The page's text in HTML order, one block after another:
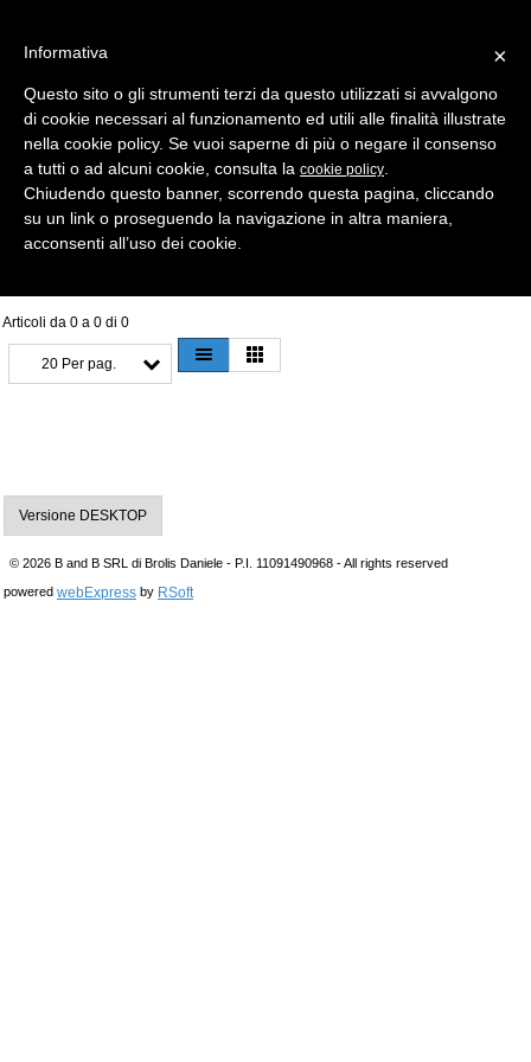
Selezione
ANELLI STAMPATI
Articoli da 0 a 0 di 0
20 Per pag.
Versione DESKTOP
© 2026 B and B SRL di Brolis Daniele - P.I. 11091490968 - All rights reserved
powered webExpress by RSoft
×
Informativa
Questo sito o gli strumenti terzi da questo utilizzati si avvalgono
di cookie necessari al funzionamento ed utili alle finalità illustrate
nella cookie policy. Se vuoi saperne di più o negare il consenso
a tutti o ad alcuni cookie, consulta la cookie policy
Chiudendo questo banner, scorrendo questa pagina, cliccando
su un link o proseguendo la navigazione in altra maniera,
acconsenti all’uso dei cookie.